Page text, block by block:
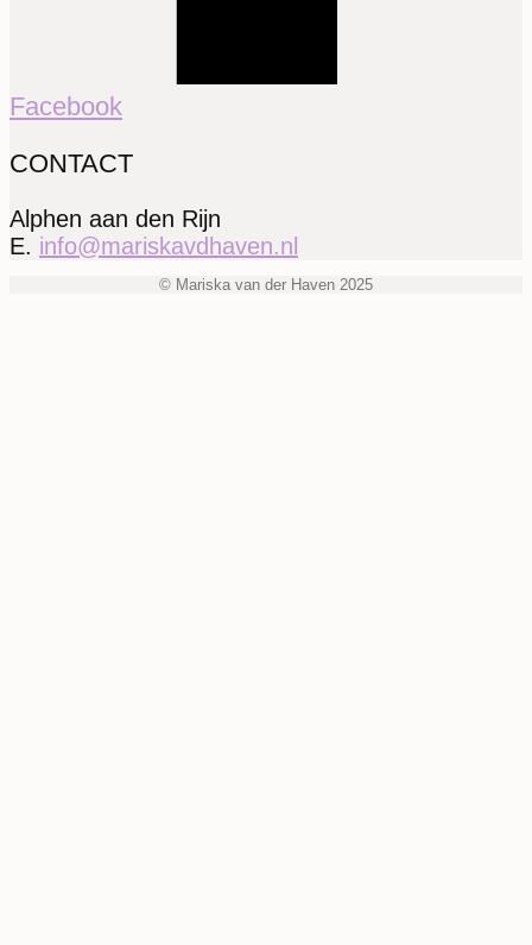
Facebook
CONTACT
Alphen aan den Rijn
E. info@mariskavdhaven.nl
© Mariska van der Haven 2025